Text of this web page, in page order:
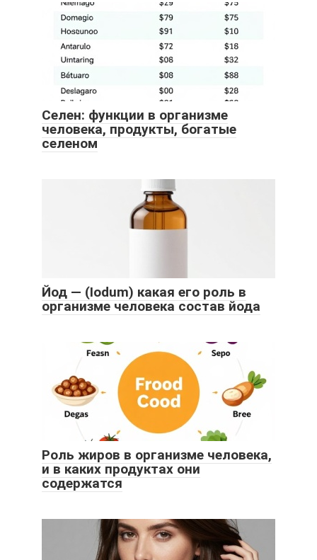
Селен: функции в организме
человека, продукты, богатые
селеном
Йод — (Iodum) какая его роль в
организме человека состав йода
Роль жиров в организме человека,
и в каких продуктах они
содержатся